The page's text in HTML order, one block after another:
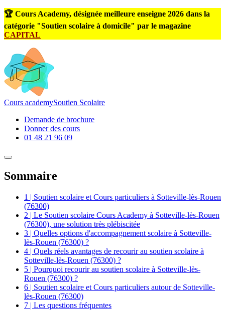
🏆 Cours Academy, désignée meilleure enseigne 2026 dans la
catégorie "Soutien scolaire à domicile" par le magazine
CAPITAL
Cours academySoutien Scolaire
Demande de brochure
Donner des cours
01 48 21 96 09
Sommaire
1 | Soutien scolaire et Cours particuliers à Sotteville-lès-Rouen
(76300)
2 | Le Soutien scolaire Cours Academy à Sotteville-lès-Rouen
(76300), une solution très plébiscitée
3 | Quelles options d'accompagnement scolaire à Sotteville-
lès-Rouen (76300) ?
4 | Quels réels avantages de recourir au soutien scolaire à
Sotteville-lès-Rouen (76300) ?
5 | Pourquoi recourir au soutien scolaire à Sotteville-lès-
Rouen (76300) ?
6 | Soutien scolaire et Cours particuliers autour de Sotteville-
lès-Rouen (76300)
7 | Les questions fréquentes